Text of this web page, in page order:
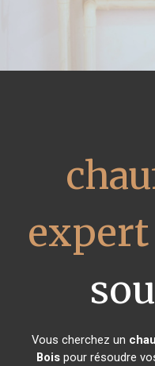
expert
Vous cherchez un
Bois pour résoudre